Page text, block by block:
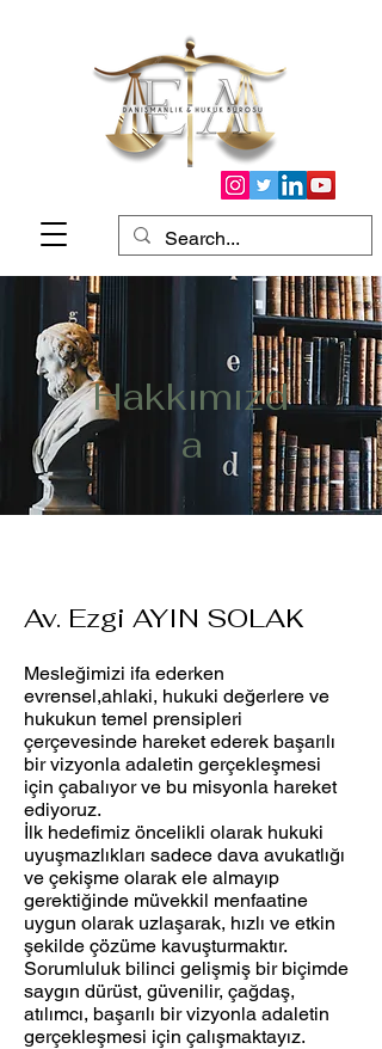
Hakkımızd
a
Av. Ezgi AYIN SOLAK
Mesleğimizi ifa ederken
evrensel,ahlaki, hukuki değerlere ve
hukukun temel prensipleri
çerçevesinde hareket ederek başarılı
bir vizyonla adaletin gerçekleşmesi
için çabalıyor ve bu misyonla hareket
ediyoruz.
İlk hedefimiz öncelikli olarak hukuki
uyuşmazlıkları sadece dava avukatlığı
ve çekişme olarak ele almayıp
gerektiğinde müvekkil menfaatine
uygun olarak uzlaşarak, hızlı ve etkin
şekilde çözüme kavuşturmaktır.
Sorumluluk bilinci gelişmiş bir biçimde
saygın dürüst, güvenilir, çağdaş,
atılımcı, başarılı bir vizyonla adaletin
gerçekleşmesi için çalışmaktayız.